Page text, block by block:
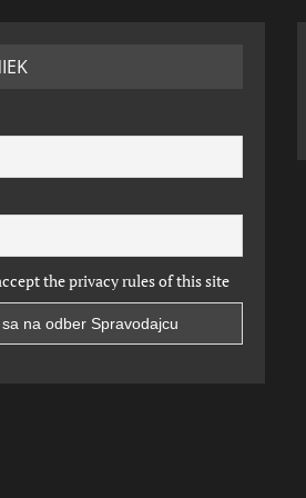
the privacy rules of this site